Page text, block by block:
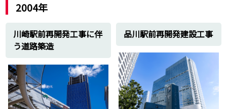
2004年
川崎駅前再開発工事に伴
う道路築造
品川駅前再開発建設工事